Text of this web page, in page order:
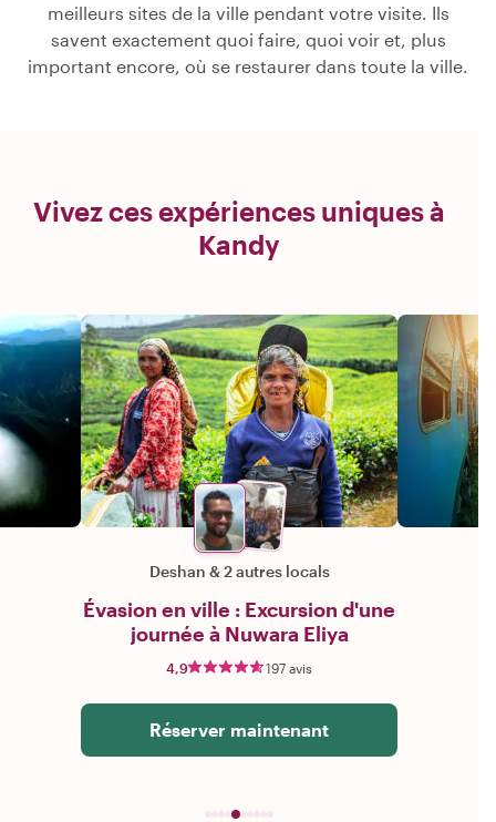
meilleurs sites de la ville pendant votre visite. Ils
savent exactement quoi faire, quoi voir et, plus
important encore, où se restaurer dans toute la ville.
Vivez ces expériences uniques à
Kandy
Deshan &2 autres locals
Évasion en ville : Excursion d'une
journée à Nuwara Eliya
4,9 197 avis
Réserver maintenant